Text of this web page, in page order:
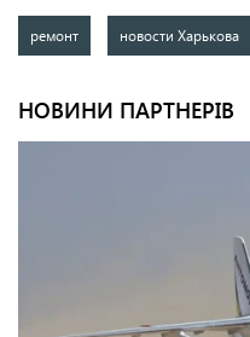
ремонт новости Харькова